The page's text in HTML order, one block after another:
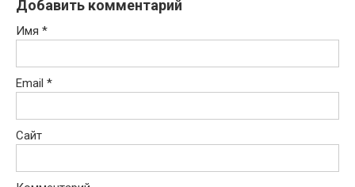
Добавить комментарий
Имя *
Email *
Сайт